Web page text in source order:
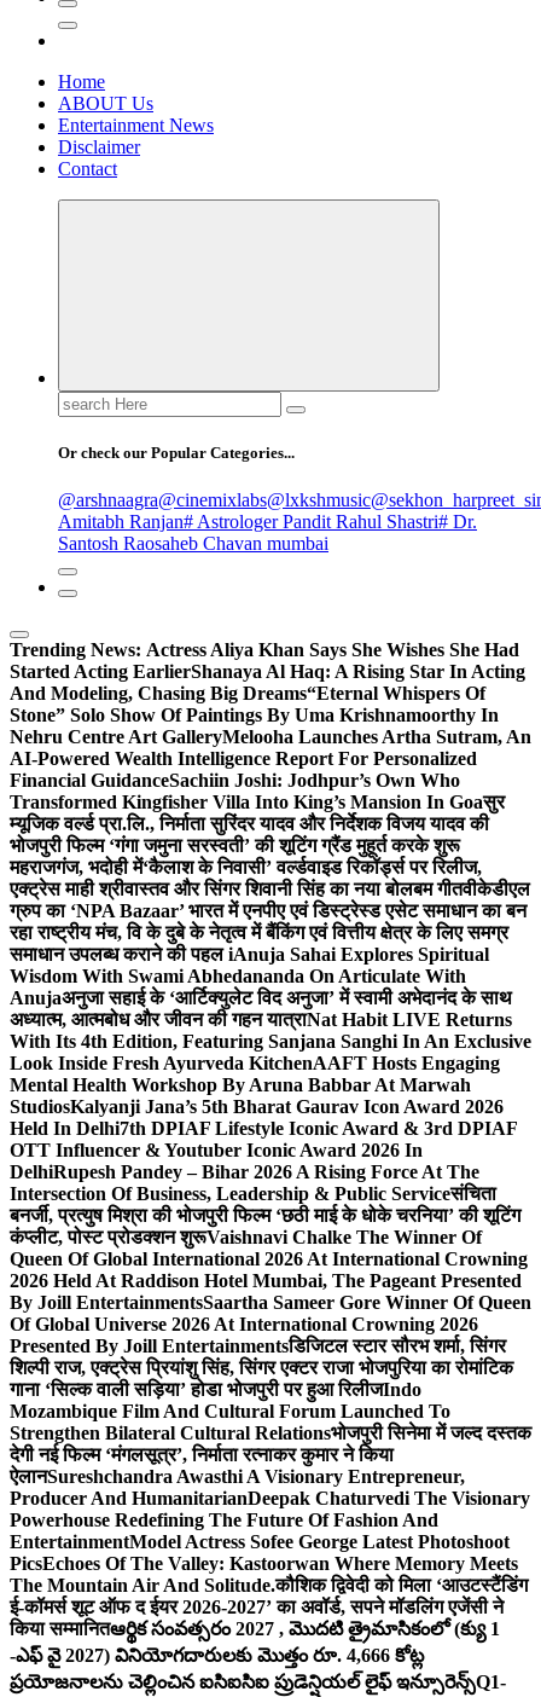
Home
ABOUT Us
Entertainment News
Disclaimer
Contact
Search
for:
Or check our Popular Categories...
@arshnaagra@cinemixlabs@lxkshmusic
Amitabh Ranjan# Astrologer Pandit Rahul Shastri# Dr.
Santosh Raosaheb Chavan mumbai
Trending News: Actress Aliya Khan Says She Wishes She Had
Started Acting EarlierShanaya Al Haq: A Rising Star In Acting
And Modeling, Chasing Big Dreams“Eternal Whispers Of
Stone” Solo Show Of Paintings By Uma Krishnamoorthy In
Nehru Centre Art GalleryMelooha Launches Artha Sutram, An
AI-Powered Wealth Intelligence Report For Personalized
Financial GuidanceSachiin Joshi: Jodhpur’s Own Who
Transformed Kingfisher Villa Into King’s Mansion In Goaसुर
म्यूजिक वर्ल्ड प्रा.लि., निर्माता सुरिंदर यादव और निर्देशक विजय यादव की
भोजपुरी फिल्म ‘गंगा जमुना सरस्वती’ की शूटिंग ग्रैंड मुहूर्त करके शुरू
महराजगंज, भदोही में‘कैलाश के निवासी’ वर्ल्डवाइड रिकॉर्ड्स पर रिलीज,
एक्ट्रेस माही श्रीवास्तव और सिंगर शिवानी सिंह का नया बोलबम गीतवीकेडीएल
ग्रुप का ‘NPA Bazaar’ भारत में एनपीए एवं डिस्ट्रेस्ड एसेट समाधान का बन
रहा राष्ट्रीय मंच, वि के दुबे के नेतृत्व में बैंकिंग एवं वित्तीय क्षेत्र के लिए समग्र
समाधान उपलब्ध कराने की पहल iAnuja Sahai Explores Spiritual
Wisdom With Swami Abhedananda On Articulate With
Anujaअनुजा सहाई के ‘आर्टिक्युलेट विद अनुजा’ में स्वामी अभेदानंद के साथ
अध्यात्म, आत्मबोध और जीवन की गहन यात्राNat Habit LIVE Returns
With Its 4th Edition, Featuring Sanjana Sanghi In An Exclusive
Look Inside Fresh Ayurveda KitchenAAFT Hosts Engaging
Mental Health Workshop By Aruna Babbar At Marwah
StudiosKalyanji Jana’s 5th Bharat Gaurav Icon Award 2026
Held In Delhi7th DPIAF Lifestyle Iconic Award & 3rd DPIAF
OTT Influencer & Youtuber Iconic Award 2026 In
DelhiRupesh Pandey – Bihar 2026 A Rising Force At The
Intersection Of Business, Leadership & Public Serviceसंचिता
बनर्जी, प्रत्युष मिश्रा की भोजपुरी फिल्म ‘छठी माई के धोके चरनिया’ की शूटिंग
कंप्लीट, पोस्ट प्रोडक्शन शुरूVaishnavi Chalke The Winner Of
Queen Of Global International 2026 At International Crowning
2026 Held At Raddison Hotel Mumbai, The Pageant Presented
By Joill EntertainmentsSaartha Sameer Gore Winner Of Queen
Of Global Universe 2026 At International Crowning 2026
Presented By Joill Entertainmentsडिजिटल स्टार सौरभ शर्मा, सिंगर
शिल्पी राज, एक्ट्रेस प्रियांशु सिंह, सिंगर एक्टर राजा भोजपुरिया का रोमांटिक
गाना ‘सिल्क वाली सड़िया’ होडा भोजपुरी पर हुआ रिलीजIndo
Mozambique Film And Cultural Forum Launched To
Strengthen Bilateral Cultural Relationsभोजपुरी सिनेमा में जल्द दस्तक
देगी नई फिल्म ‘मंगलसूत्र’, निर्माता रत्नाकर कुमार ने किया
ऐलानSureshchandra Awasthi A Visionary Entrepreneur,
Producer And HumanitarianDeepak Chaturvedi The Visionary
Powerhouse Redefining The Future Of Fashion And
EntertainmentModel Actress Sofee George Latest Photoshoot
PicsEchoes Of The Valley: Kastoorwan Where Memory Meets
The Mountain Air And Solitude.कौशिक द्विवेदी को मिला ‘आउटस्टैंडिंग
ई-कॉमर्स शूट ऑफ द ईयर 2026-2027’ का अवॉर्ड, सपने मॉडलिंग एजेंसी ने
किया सम्मानितఆర్థిక సంవత్సరం 2027 , మొదటి త్రైమాసికంలో (క్యు 1
-ఎఫ్ వై 2027) వినియోగదారులకు మొత్తం రూ. 4,666 కోట్ల
ప్రయోజనాలను చెల్లించిన ఐసిఐసిఐ ప్రుడెన్షియల్ లైఫ్ ఇన్సూరెన్స్Q1-